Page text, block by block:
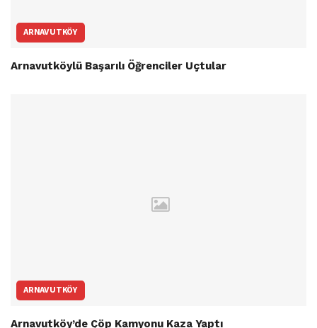
ARNAVUTKÖY
Arnavutköylü Başarılı Öğrenciler Uçtular
ARNAVUTKÖY
Arnavutköy’de Çöp Kamyonu Kaza Yaptı